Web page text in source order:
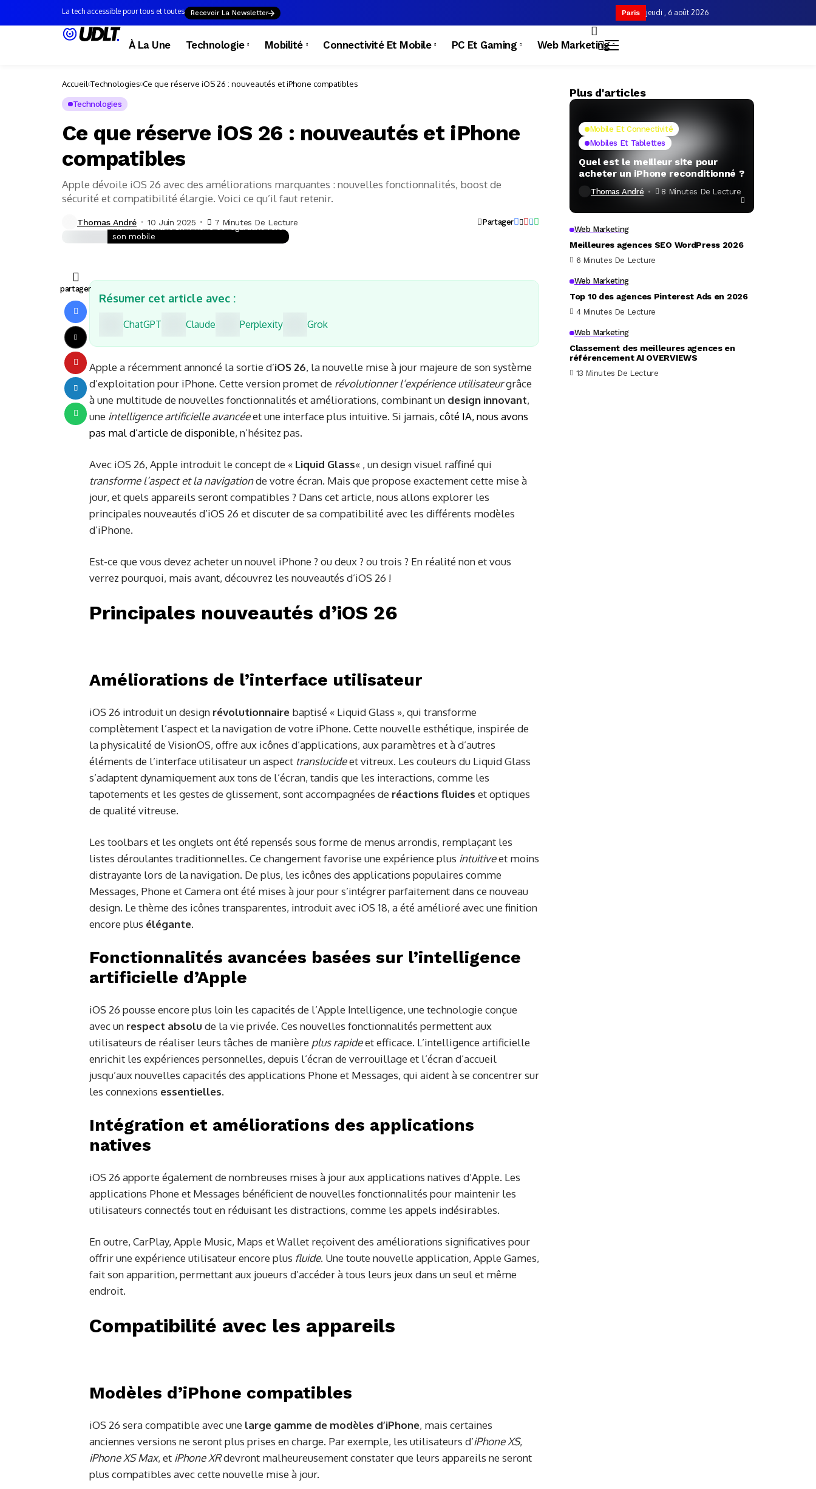
La tech accessible pour tous et toutes Recevoir La Newsletter Paris jeudi , 6 août 2026
À La Une Technologie Mobilité Connectivité Et Mobile PC Et Gaming Web Marketing
Accueil Technologies Ce que réserve iOS 26 : nouveautés et iPhone compatibles
Technologies
Ce que réserve iOS 26 : nouveautés et iPhone
compatibles
Apple dévoile iOS 26 avec des améliorations marquantes : nouvelles fonctionnalités, boost de
sécurité et compatibilité élargie. Voici ce qu’il faut retenir.
Thomas André 10 Juin 2025 7 Minutes De Lecture Partager
Homme tenant un iPhone et regardant vers
son mobile
partager
Résumer cet article avec :
ChatGPT Claude Perplexity Grok
Apple a récemment annoncé la sortie d’iOS 26, la nouvelle mise à jour majeure de son système
d’exploitation pour iPhone. Cette version promet de révolutionner l’expérience utilisateurgrâce
à une multitude de nouvelles fonctionnalités et améliorations, combinant un design innovant,
une intelligence artificielle avancéeet une interface plus intuitive. Si jamais, côté IA, nous avons
pas mal d’article de disponible, n’hésitez pas.
Avec iOS 26, Apple introduit le concept de « Liquid Glass« , un design visuel raffiné qui
transforme l’aspect et la navigationde votre écran. Mais que propose exactement cette mise à
jour, et quels appareils seront compatibles ? Dans cet article, nous allons explorer les
principales nouveautés d’iOS 26 et discuter de sa compatibilité avec les différents modèles
d’iPhone.
Est-ce que vous devez acheter un nouvel iPhone ? ou deux ? ou trois ? En réalité non et vous
verrez pourquoi, mais avant, découvrez les nouveautés d’iOS 26 !
Principales nouveautés d’iOS 26
Améliorations de l’interface utilisateur
iOS 26 introduit un design révolutionnaire baptisé « Liquid Glass », qui transforme
complètement l’aspect et la navigation de votre iPhone. Cette nouvelle esthétique, inspirée de
la physicalité de VisionOS, offre aux icônes d’applications, aux paramètres et à d’autres
éléments de l’interface utilisateur un aspect translucideet vitreux. Les couleurs du Liquid Glass
s’adaptent dynamiquement aux tons de l’écran, tandis que les interactions, comme les
tapotements et les gestes de glissement, sont accompagnées de réactions fluides et optiques
de qualité vitreuse.
Les toolbars et les onglets ont été repensés sous forme de menus arrondis, remplaçant les
listes déroulantes traditionnelles. Ce changement favorise une expérience plus intuitiveet moins
distrayante lors de la navigation. De plus, les icônes des applications populaires comme
Messages, Phone et Camera ont été mises à jour pour s’intégrer parfaitement dans ce nouveau
design. Le thème des icônes transparentes, introduit avec iOS 18, a été amélioré avec une finition
encore plus élégante.
Fonctionnalités avancées basées sur l’intelligence
artificielle d’Apple
iOS 26 pousse encore plus loin les capacités de l’Apple Intelligence, une technologie conçue
avec un respect absolu de la vie privée. Ces nouvelles fonctionnalités permettent aux
utilisateurs de réaliser leurs tâches de manière plus rapideet efficace. L’intelligence artificielle
enrichit les expériences personnelles, depuis l’écran de verrouillage et l’écran d’accueil
jusqu’aux nouvelles capacités des applications Phone et Messages, qui aident à se concentrer sur
les connexions essentielles.
Intégration et améliorations des applications
natives
iOS 26 apporte également de nombreuses mises à jour aux applications natives d’Apple. Les
applications Phone et Messages bénéficient de nouvelles fonctionnalités pour maintenir les
utilisateurs connectés tout en réduisant les distractions, comme les appels indésirables.
En outre, CarPlay, Apple Music, Maps et Wallet reçoivent des améliorations significatives pour
offrir une expérience utilisateur encore plus fluide. Une toute nouvelle application, Apple Games,
fait son apparition, permettant aux joueurs d’accéder à tous leurs jeux dans un seul et même
endroit.
Compatibilité avec les appareils
Modèles d’iPhone compatibles
iOS 26 sera compatible avec une large gamme de modèles d’iPhone, mais certaines
anciennes versions ne seront plus prises en charge. Par exemple, les utilisateurs d’iPhone XS,
iPhone XS Max, et iPhone XRdevront malheureusement constater que leurs appareils ne seront
plus compatibles avec cette nouvelle mise à jour.
Plus d'articles
Mobile Et Connectivité
Mobiles Et Tablettes
Quel est le meilleur site pour
acheter un iPhone reconditionné ?
Thomas André 8 Minutes De Lecture
Web Marketing
Meilleures agences SEO WordPress 2026
6 Minutes De Lecture
Web Marketing
Top 10 des agences Pinterest Ads en 2026
4 Minutes De Lecture
Web Marketing
Classement des meilleures agences en
référencement AI OVERVIEWS
13 Minutes De Lecture